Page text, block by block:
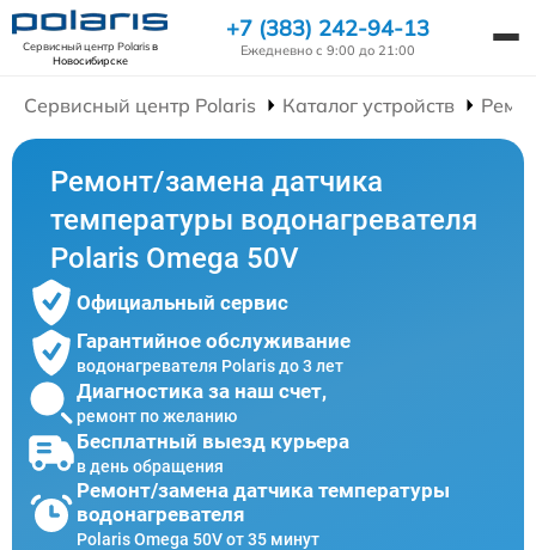
Сервисный центр Polarisв
Новосибирске
+7 (383) 242-94-13
Ежедневно с 9:00 до 21:00
Сервисный центр Polaris Каталог устройств
Ремонт/замена датчика
температуры водонагревателя
Polaris Omega 50V
Официальный сервис
Гарантийное обслуживание
водонагревателя Polaris до 3 лет
Диагностика за наш счет,
ремонт по желанию
Бесплатный выезд курьера
в день обращения
Ремонт/замена датчика температуры
водонагревателя
Polaris Omega 50V от 35 минут